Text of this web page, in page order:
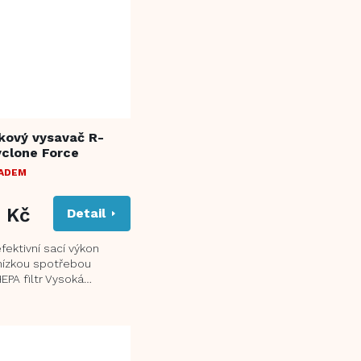
vysavač R-
Force
Kč Detail
sací výkon
spotřebou
filtr Vysoká